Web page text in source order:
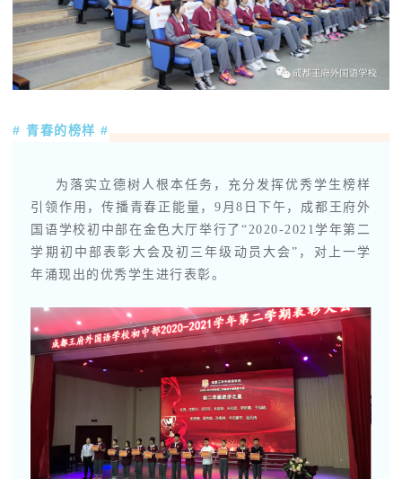
# 青春的榜样 #
为落实立德树人根本任务，充分发挥优秀学生榜样
引领作用，传播青春正能量，9月8日下午，成都王府外
国语学校初中部在金色大厅举行了“ 2020-2021学年第二
学期初中部表彰大会及初三年级动员大会”，对上一学
年涌现出的优秀学生进行表彰。